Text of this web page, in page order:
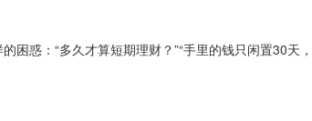
困惑：“多久才算短期理财？”“手里的钱只闲置30